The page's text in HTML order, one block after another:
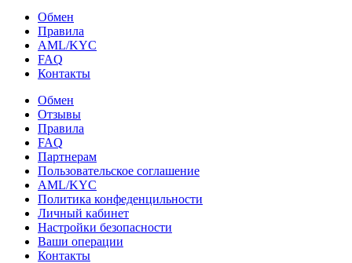
Обмен
Правила
AML/KYC
FAQ
Контакты
Обмен
Отзывы
Правила
FAQ
Партнерам
Пользовательское соглашение
AML/KYC
Политика конфеденцильности
Личный кабинет
Настройки безопасности
Ваши операции
Контакты